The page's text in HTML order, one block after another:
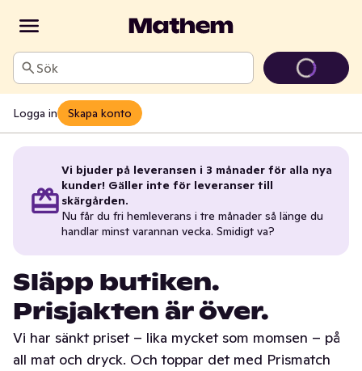
Sök
Logga in Skapa konto
Vi bjuder på leveransen i 3 månader för alla nya
kunder! Gäller inte för leveranser till
skärgården.
Nu får du fri hemleverans i tre månader så länge du
handlar minst varannan vecka. Smidigt va?
Släpp butiken.
Prisjakten är över.
Vi har sänkt priset – lika mycket som momsen – på
all mat och dryck. Och toppar det med Prismatch